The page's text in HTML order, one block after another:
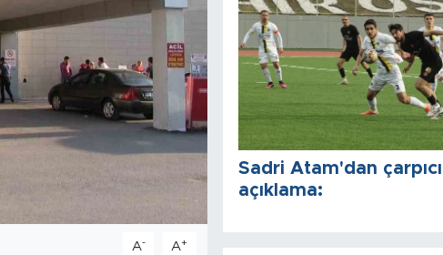
A- A+
Sadri Atam'dan çarpıcı
açıklama: